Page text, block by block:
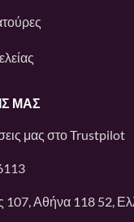
ΜΑΣ
μας στοTrustpilot
Αθήνα 118 52,